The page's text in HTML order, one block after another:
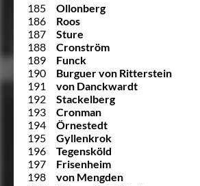
185
Ollonberg
186
Roos
187
Sture
188
Cronström
189
Funck
190
Burguer von Ritterstein
191
von Danckwardt
192
Stackelberg
193
Cronman
194
Örnestedt
195
Gyllenkrok
196
Tegensköld
197
Frisenheim
198
von Mengden